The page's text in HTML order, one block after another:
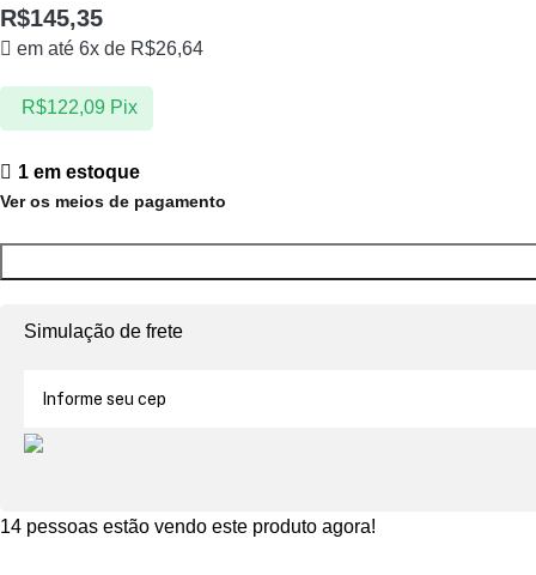
R$145,35
em até 6x de R$26,64
R$122,09 Pix
1 em estoque
Ver os meios de pagamento
Simulação de frete
14 pessoas estão vendo este produto agora!